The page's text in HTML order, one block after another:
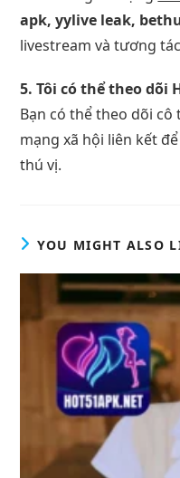
apk, yylive leak,
livestream và tương
5. Tôi có thể theo dõi
Bạn có thể theo dõi cô
mạng xã hội liên kết
thú vị.
YOU MIGHT ALSO